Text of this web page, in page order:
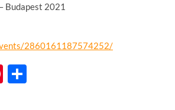
Budapest 2021
2860161187574252/
Pi